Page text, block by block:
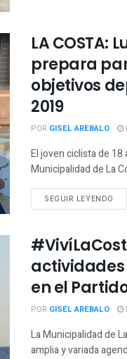
LA COSTA:
prepara
objetivos
2019
POR GISEL AREBALO
El joven ciclista de 18
Municipalidad de La
SEGUIR LEYENDO
actividades
en el
POR GISEL AREBALO
La Municipalidad de
amplia y variada